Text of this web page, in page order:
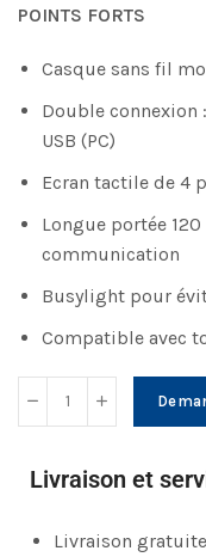
POINTS FORTS
Casque sans fil
Double
USB (PC)
Ecran tactile de 4
Longue portée
communication
Busylight pour
Compatible avec
Livraison et
Livraison